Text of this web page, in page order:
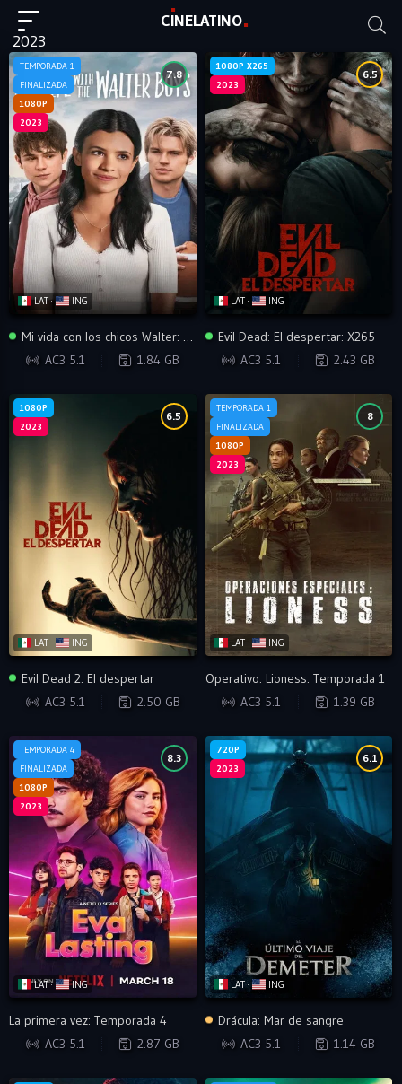
CINELATINO
2023
TEMPORADA 1
FINALIZADA
1080P
2023
7.8
LAT · ING
WEB-DL
Mi vida con los chicos Walter: Temporada 1
AC3 5.1
1.84 GB
1080P X265
2023
6.5
LAT · ING
WEB-DL
Evil Dead: El despertar: X265
AC3 5.1
2.43 GB
1080P
2023
6.5
LAT · ING
BRRIP
Evil Dead 2: El despertar
AC3 5.1
2.50 GB
TEMPORADA 1
FINALIZADA
1080P
2023
8
LAT · ING
WEB-DL
Operativo: Lioness: Temporada 1
AC3 5.1
1.39 GB
TEMPORADA 4
FINALIZADA
1080P
2023
8.3
LAT · ING
WEB-DL
La primera vez: Temporada 4
AC3 5.1
2.87 GB
720P
2023
6.1
LAT · ING
BRRIP
Drácula: Mar de sangre
AC3 5.1
1.14 GB